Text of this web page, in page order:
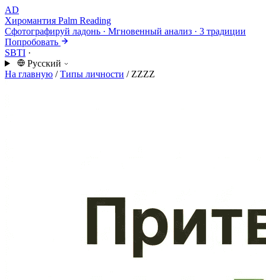
AD
Хиромантия Palm Reading
Сфотографируй ладонь · Мгновенный анализ · 3 традиции
Попробовать
SBTI ·
Русский
На главную / Типы личности / ZZZZ